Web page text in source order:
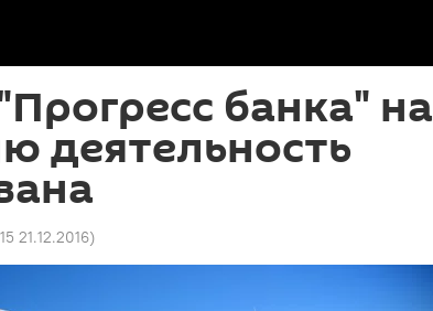
банка" на
деятельность
21.12.2016)